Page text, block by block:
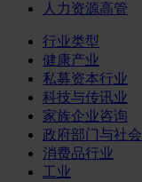
人力资源高管
行业类型
健康产业
私募资本行业
科技与传讯业
家族企业咨询
政府部门与社
消费品行业
工业